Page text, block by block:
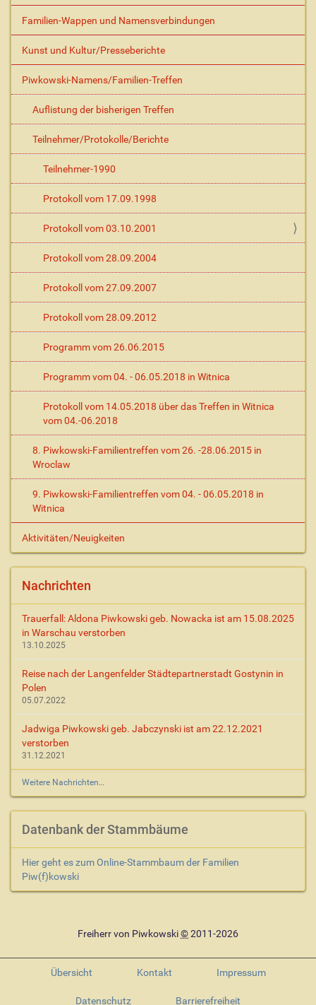
Familien-Wappen und Namensverbindungen
Kunst und Kultur/Presseberichte
Piwkowski-Namens/Familien-Treffen
Auflistung der bisherigen Treffen
Teilnehmer/Protokolle/Berichte
Teilnehmer-1990
Protokoll vom 17.09.1998
Protokoll vom 03.10.2001
Protokoll vom 28.09.2004
Protokoll vom 27.09.2007
Protokoll vom 28.09.2012
Programm vom 26.06.2015
Programm vom 04. - 06.05.2018 in Witnica
Protokoll vom 14.05.2018 über das Treffen in Witnica
vom 04.-06.2018
8. Piwkowski-Familientreffen vom 26. -28.06.2015 in
Wroclaw
9. Piwkowski-Familientreffen vom 04. - 06.05.2018 in
Witnica
Aktivitäten/Neuigkeiten
Nachrichten
Trauerfall: Aldona Piwkowski geb. Nowacka ist am 15.08.2025
in Warschau verstorben
13.10.2025
Reise nach der Langenfelder Städtepartnerstadt Gostynin in
Polen
05.07.2022
Jadwiga Piwkowski geb. Jabczynski ist am 22.12.2021
verstorben
31.12.2021
Weitere Nachrichten…
Datenbank der Stammbäume
Hier geht es zum Online-Stammbaum der Familien
Piw(f)kowski
Freiherr von Piwkowski©2011-2026
Übersicht Kontakt Impressum
Datenschutz Barrierefreiheit